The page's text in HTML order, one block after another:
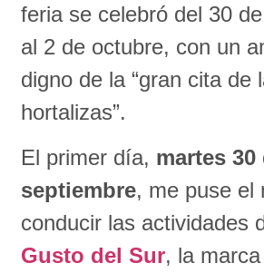
feria se celebró del 30
al 2 de octubre, con un
digno de la “gran cita de
hortalizas”.
El primer día, martes 30
septiembre, me puse el
conducir las actividades
Gusto del Sur, la